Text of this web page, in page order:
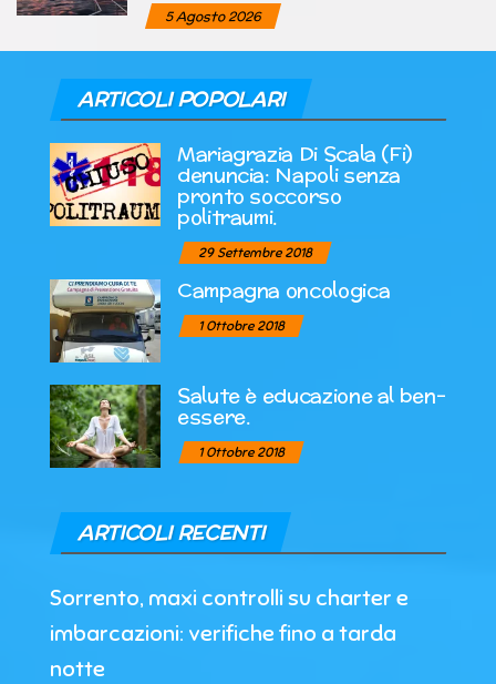
5 Agosto 2026
ARTICOLI POPOLARI
Mariagrazia Di Scala (Fi)
denuncia: Napoli senza
pronto soccorso
politraumi.
29 Settembre 2018
Campagna oncologica
1 Ottobre 2018
Salute è educazione al ben-
essere.
1 Ottobre 2018
ARTICOLI RECENTI
Sorrento, maxi controlli su charter e
imbarcazioni: verifiche fino a tarda
notte